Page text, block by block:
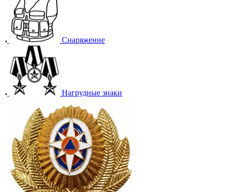
Снаряжение
Нагрудные знаки